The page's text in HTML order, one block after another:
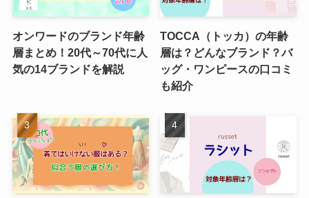
オンワードのブランド年齢
層まとめ！20代～70代に人
気の14ブランドを解説
TOCCA（トッカ）の年齢
層は？どんなブランド？バ
ッグ・ワンピースの口コミ
も紹介